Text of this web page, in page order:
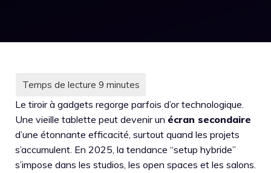
Le tiroir à gadgets regorge parfois d’or technologique.
Une vieille tablette peut devenir un écran secondaire
d’une étonnante efficacité, surtout quand les projets
s’accumulent. En 2025, la tendance “setup hybride”
s’impose dans les studios, les open spaces et les salons.